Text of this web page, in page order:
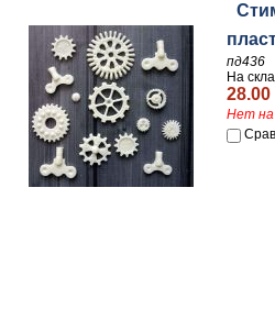
пд436
На
28.00
Нет на